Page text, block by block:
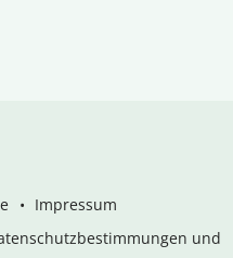
Impressum
und